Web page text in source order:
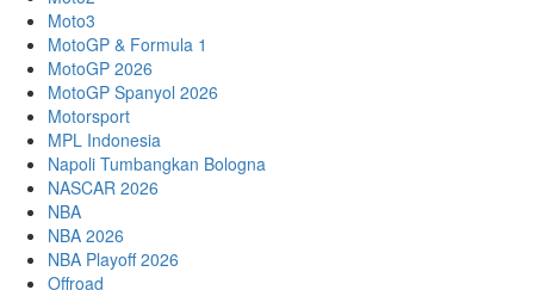
Moto3
MotoGP & Formula 1
MotoGP 2026
MotoGP Spanyol 2026
Motorsport
MPL Indonesia
Napoli Tumbangkan Bologna
NASCAR 2026
NBA
NBA 2026
NBA Playoff 2026
Offroad